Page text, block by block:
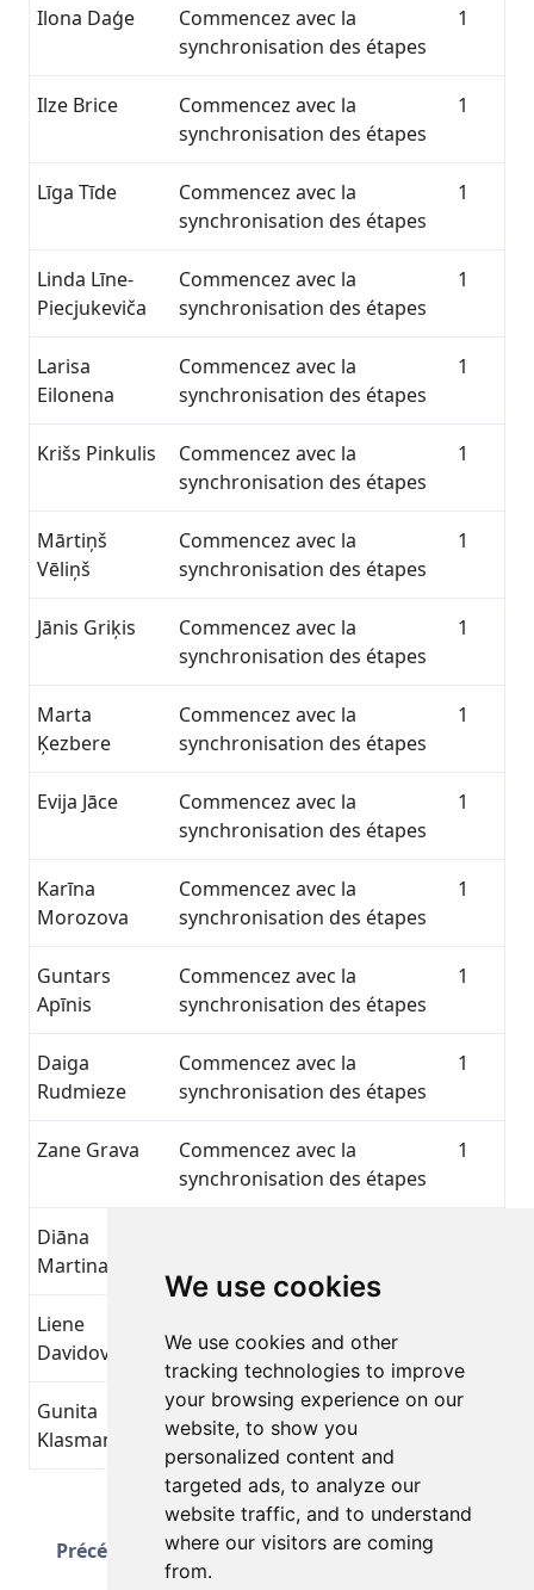
We use cookies
We use cookies and other
tracking technologies to improve
your browsing experience on our
website, to show you
personalized content and
targeted ads, to analyze our
website traffic, and to understand
where our visitors are coming
from.
Ilona Daģe
Commencez avec la
synchronisation des étapes
1
Ilze Brice
Commencez avec la
synchronisation des étapes
1
Līga Tīde
Commencez avec la
synchronisation des étapes
1
Linda Līne-
Piecjukeviča
Commencez avec la
synchronisation des étapes
1
Larisa
Eilonena
Commencez avec la
synchronisation des étapes
1
Krišs Pinkulis
Commencez avec la
synchronisation des étapes
1
Mārtiņš
Vēliņš
Commencez avec la
synchronisation des étapes
1
Jānis Griķis
Commencez avec la
synchronisation des étapes
1
Marta
Ķezbere
Commencez avec la
synchronisation des étapes
1
Evija Jāce
Commencez avec la
synchronisation des étapes
1
Karīna
Morozova
Commencez avec la
synchronisation des étapes
1
Guntars
Apīnis
Commencez avec la
synchronisation des étapes
1
Daiga
Rudmieze
Commencez avec la
synchronisation des étapes
1
Zane Grava
Commencez avec la
synchronisation des étapes
1
Diāna
Martinaite
Liene
Davidovska
synchronisation des étapes
Gunita
Klasmane
Commencez avec la
synchronisation des étapes
1
Précédent
Page 3 sur 51
Total 1251 Réalisations
Suivant